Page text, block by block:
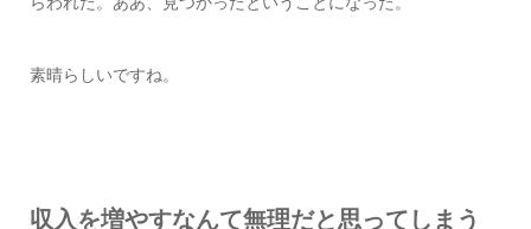
素晴らしいですね。
収入を増やすなんて無理だと思ってしまう